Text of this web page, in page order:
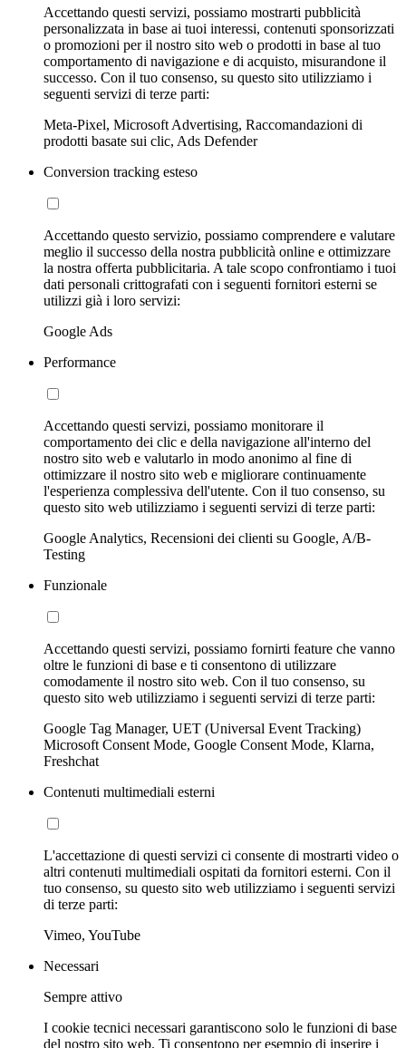
Accettando questi servizi, possiamo mostrarti pubblicità
personalizzata in base ai tuoi interessi, contenuti sponsorizzati
o promozioni per il nostro sito web o prodotti in base al tuo
comportamento di navigazione e di acquisto, misurandone il
successo. Con il tuo consenso, su questo sito utilizziamo i
seguenti servizi di terze parti:
Meta-Pixel, Microsoft Advertising, Raccomandazioni di
prodotti basate sui clic, Ads Defender
Conversion tracking esteso
Accettando questo servizio, possiamo comprendere e valutare
meglio il successo della nostra pubblicità online e ottimizzare
la nostra offerta pubblicitaria. A tale scopo confrontiamo i tuoi
dati personali crittografati con i seguenti fornitori esterni se
utilizzi già i loro servizi:
Google Ads
Performance
Accettando questi servizi, possiamo monitorare il
comportamento dei clic e della navigazione all'interno del
nostro sito web e valutarlo in modo anonimo al fine di
ottimizzare il nostro sito web e migliorare continuamente
l'esperienza complessiva dell'utente. Con il tuo consenso, su
questo sito web utilizziamo i seguenti servizi di terze parti:
Google Analytics, Recensioni dei clienti su Google, A/B-
Testing
Funzionale
Accettando questi servizi, possiamo fornirti feature che vanno
oltre le funzioni di base e ti consentono di utilizzare
comodamente il nostro sito web. Con il tuo consenso, su
questo sito web utilizziamo i seguenti servizi di terze parti:
Google Tag Manager, UET (Universal Event Tracking)
Microsoft Consent Mode, Google Consent Mode, Klarna,
Freshchat
Contenuti multimediali esterni
L'accettazione di questi servizi ci consente di mostrarti video o
altri contenuti multimediali ospitati da fornitori esterni. Con il
tuo consenso, su questo sito web utilizziamo i seguenti servizi
di terze parti:
Vimeo, YouTube
Necessari
Sempre attivo
I cookie tecnici necessari garantiscono solo le funzioni di base
del nostro sito web. Ti consentono per esempio di inserire i